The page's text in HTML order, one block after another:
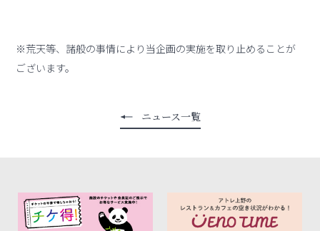
※荒天等、諸般の事情により当企画の実施を取り止めることが
ございます。
ニュース一覧